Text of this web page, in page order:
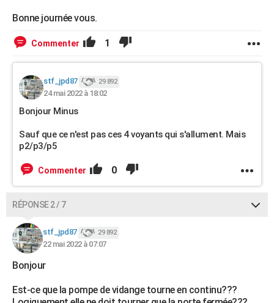
Bonne journée vous.
Commenter 1
stf_jpd87 29 892
24 mai 2022 à 18:02
Bonjour Minus
Sauf que ce n'est pas ces 4 voyants qui s'allument. Mais
p2/p3/p5
Commenter 0
RÉPONSE 2 / 7
stf_jpd87 29 892
22 mai 2022 à 07:07
Bonjour
Est-ce que la pompe de vidange tourne en continu???